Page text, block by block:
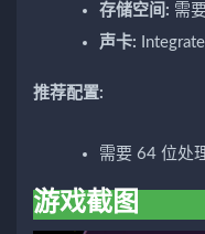
存储空间: 需
声卡:
推荐配置:
需要 64 位处
游戏截图